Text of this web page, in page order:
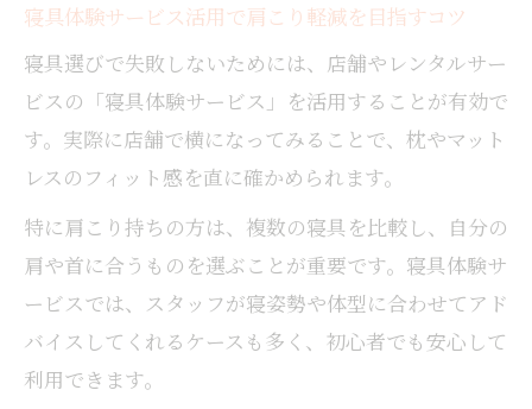
寝具体験サービス活用で肩こり軽減を目指すコツ
寝具選びで失敗しないためには、店舗やレンタルサー
ビスの「寝具体験サービス」を活用することが有効で
す。実際に店舗で横になってみることで、枕やマット
レスのフィット感を直に確かめられます。
特に肩こり持ちの方は、複数の寝具を比較し、自分の
肩や首に合うものを選ぶことが重要です。寝具体験サ
ービスでは、スタッフが寝姿勢や体型に合わせてアド
バイスしてくれるケースも多く、初心者でも安心して
利用できます。